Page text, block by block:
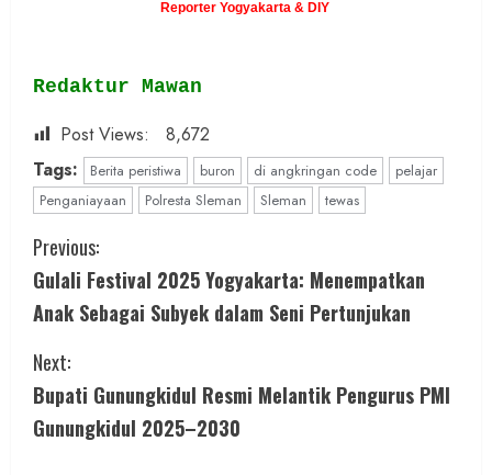
Reporter Yogyakarta & DIY
Redaktur Mawan
Post Views:
8,672
Tags:
Berita peristiwa buron di angkringan code
pelajar
Penganiayaan
Polresta Sleman Sleman tewas
C
o
n
t
i
Previous:
Gulali Festival 2025 Yogyakarta: Menempatkan
Anak Sebagai Subyek dalam Seni Pertunjukan
Next:
Bupati Gunungkidul Resmi Melantik Pengurus PMI
Gunungkidul 2025–2030